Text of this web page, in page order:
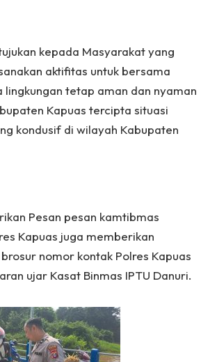
kepada Masyarakat yang
aktifitas untuk bersama
lingkungan tetap aman dan nyaman
Kapuas tercipta situasi
kondusif di wilayah Kabupaten
Pesan pesan kamtibmas
Kapuas juga memberikan
nomor kontak Polres Kapuas
ujar Kasat Binmas IPTU Danuri.